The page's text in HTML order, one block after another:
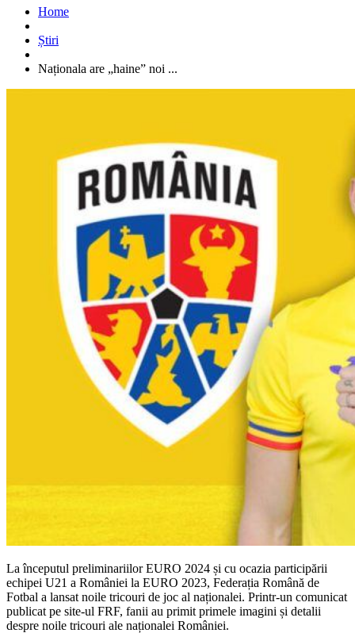
Home
Știri
Naționala are „haine” noi ...
La începutul preliminariilor EURO 2024 și cu ocazia participării
echipei U21 a României la EURO 2023, Federația Română de
Fotbal a lansat noile tricouri de joc al naționalei. Printr-un comunicat
publicat pe site-ul FRF, fanii au primit primele imagini și detalii
despre noile tricouri ale naționalei României.